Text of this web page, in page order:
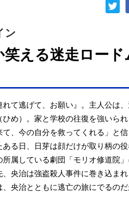
ン
える迷走ロード
て逃げて、お願い』。主人公は
め）。家と学校の往復を強いら
、今の自分を救ってくれる」と
る日、日芽は顔だけが取り柄の役
属している劇団「モリオ修道院
央治は強盗殺人事件に巻き込ま
央治とともに逃亡の旅にでるの